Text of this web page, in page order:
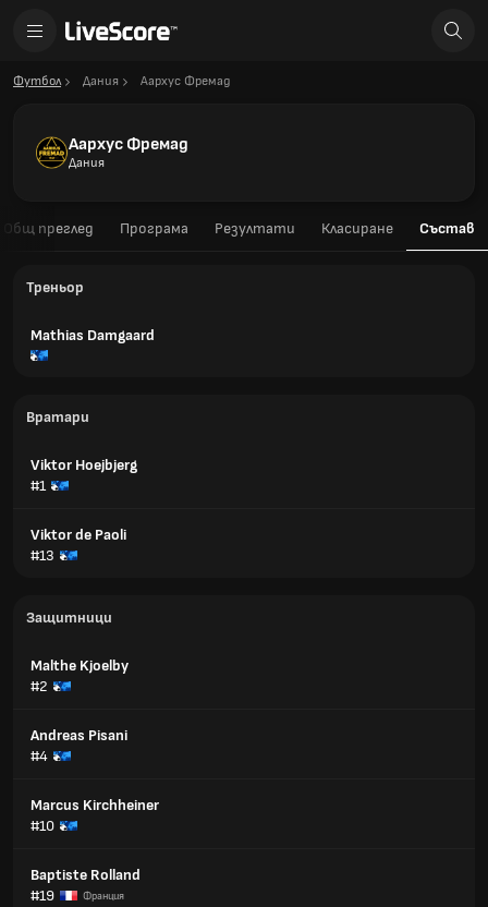
Футбол Дания Аархус Фремад
Аархус Фремад
Дания
Общ преглед Програма Резултати Класиране Състав
Треньор
Mathias Damgaard
Вратари
Viktor Hoejbjerg
#1
Viktor de Paoli
#13
Защитници
Malthe Kjoelby
#2
Andreas Pisani
#4
Marcus Kirchheiner
#10
Baptiste Rolland
#19
Франция